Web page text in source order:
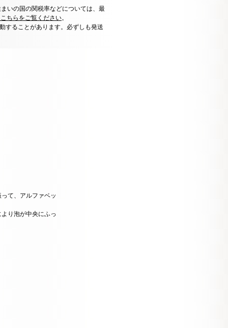
いの国の関税率などについては、最
ちらをご覧ください。
することがあります。必ずしも発送
て、アルファベッ
り泡が中央にふっ